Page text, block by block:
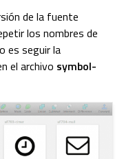
de la fuente
los nombres de
es seguir la
el archivo symbol-